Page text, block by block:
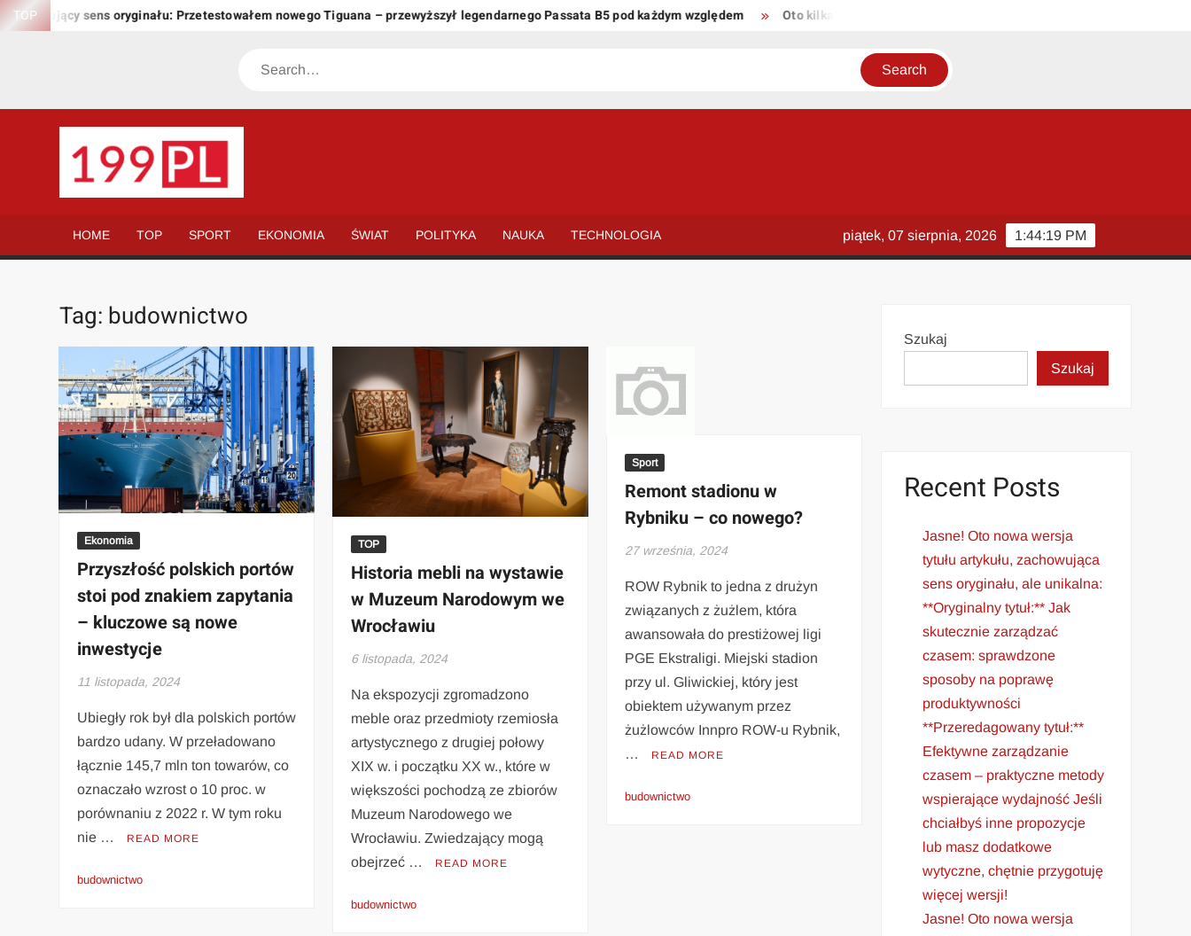
SkipTOPsens oryginału: Przetestowałem nowego Tiguana – przewyższył legendarnego Passata B5 pod każdym względem Oto kilka propozycji unikalnych tytułów zachowujących sens oryginału: 1.
Search
świat
HOME TOP SPORT EKONOMIA ŚWIAT POLITYKA NAUKA TECHNOLOGIA 1:44:20 PM
piątek, 07 sierpnia, 2026
Tag: budownictwo
Ekonomia
Przyszłość polskich portów
stoi pod znakiem zapytania
– kluczowe są nowe
inwestycje
11 listopada, 2024
Ubiegły rok był dla polskich portów
bardzo udany. W przeładowano
łącznie 145,7 mln ton towarów, co
oznaczało wzrost o 10 proc. w
porównaniu z 2022 r. W tym roku
nie …
READ MORE
budownictwo
TOP
Historia mebli na wystawie
w Muzeum Narodowym we
Wrocławiu
6 listopada, 2024
Na ekspozycji zgromadzono
meble oraz przedmioty rzemiosła
artystycznego z drugiej połowy
XIX w. i początku XX w., które w
większości pochodzą ze zbiorów
Muzeum Narodowego we
Wrocławiu. Zwiedzający mogą
obejrzeć …
READ MORE
budownictwo
Sport
Remont stadionu w
Rybniku – co nowego?
27 września, 2024
ROW Rybnik to jedna z drużyn
związanych z żużlem, która
awansowała do prestiżowej ligi
PGE Ekstraligi. Miejski stadion
przy ul. Gliwickiej, który jest
obiektem używanym przez
żużlowców Innpro ROW-u Rybnik,
…
READ MORE
budownictwo
Szukaj
Szukaj
Recent Posts
Jasne! Oto nowa wersja
tytułu artykułu, zachowująca
sens oryginału, ale unikalna:
**Oryginalny tytuł:** Jak
skutecznie zarządzać
czasem: sprawdzone
sposoby na poprawę
produktywności
**Przeredagowany tytuł:**
Efektywne zarządzanie
czasem – praktyczne metody
wspierające wydajność Jeśli
chciałbyś inne propozycje
lub masz dodatkowe
wytyczne, chętnie przygotuję
więcej wersji!
Jasne! Oto nowa wersja